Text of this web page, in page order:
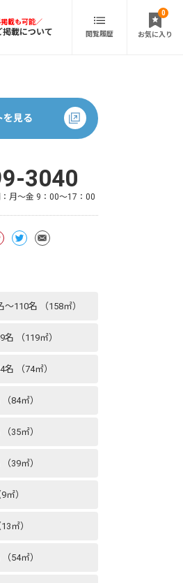
掲載について 閲覧履歴 お気に入り
0
を見る
3040
月～金 9：00～17：00
110名 （158㎡）
（119㎡）
（74㎡）
84㎡）
35㎡）
39㎡）
）
㎡）
54㎡）